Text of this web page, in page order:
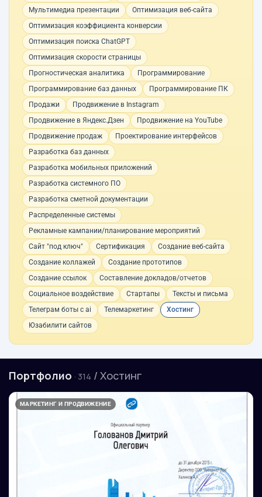
Мультимедиа презентации
Оптимизация веб-сайта
Оптимизация коэффициента конверсии
Оптимизация поиска ChatGPT
Оптимизация скорости страницы
Прогностическая аналитика
Программирование
Программирование баз данных
Программирование ПК
Продажи
Продвижение в Instagram
Продвижение в Яндекс.Дзен
Продвижение на YouTube
Продвижение продаж
Проектирование интерфейсов
Разработка баз данных
Разработка мобильных приложений
Разработка системного ПО
Разработка сметной документации
Распределенные системы
Рекламные кампании/планирование мероприятий
Сайт "под ключ"
Сертификация
Создание веб-сайта
Создание коллажей
Создание прототипов
Создание ссылок
Составление докладов/отчетов
Социальное воздействие
Стартапы
Тексты и письма
Телеграм боты с ai
Телемаркетинг
Хостинг
Юзабилити сайтов
Портфолио · 314 / Хостинг
МАРКЕТИНГ И ПРОДВИЖЕНИЕ